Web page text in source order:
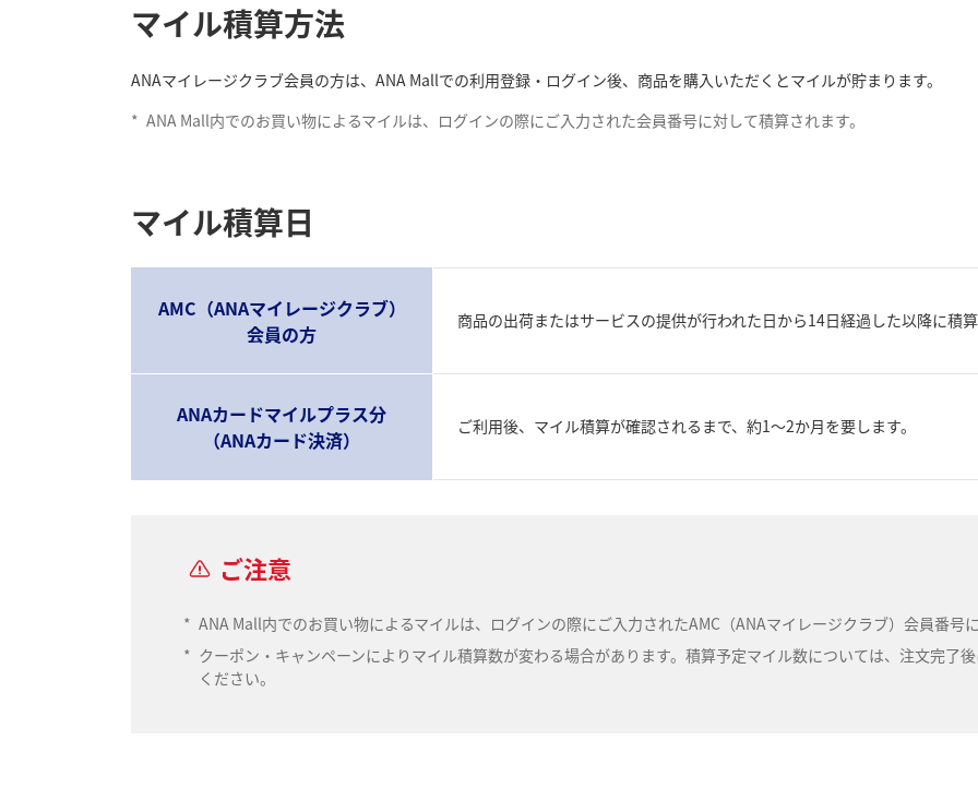
マイル積算方法
ANAマイレージクラブ会員の方は、ANA Mallでの利用登録・ログイン後、商品を購入いただくとマイルが貯まります。
* ANA Mall内でのお買い物によるマイルは、ログインの際にご入力された会員番号に対して積算されます。
マイル積算日
AMC（ANAマイレージクラブ）
会員の方
商品の出荷またはサービスの提供が行われた日から14日経過した以降に積算
ANAカードマイルプラス分
（ANAカード決済）
ご利用後、マイル積算が確認されるまで、約1～2か月を要します。
ご注意
* ANA Mall内でのお買い物によるマイルは、ログインの際にご入力されたAMC（ANAマイレージクラブ）会員番号
* クーポン・キャンペーンによりマイル積算数が変わる場合があります。積算予定マイル数については、注文完了
ください。